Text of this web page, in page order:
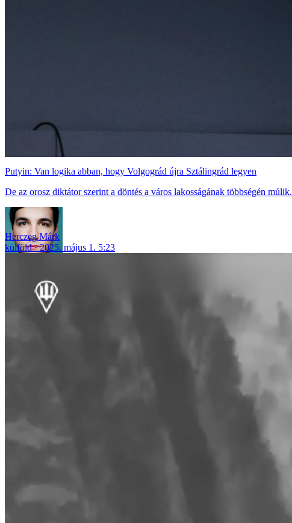
Putyin: Van logika abban, hogy Volgográd újra Sztálingrád legyen
De az orosz diktátor szerint a döntés a város lakosságának többségén múlik.
Herczeg Márk
külföld
2025. május 1. 5:23